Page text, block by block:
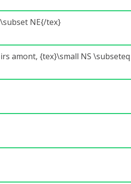
NE{/tex}
amont, {tex}\small NS